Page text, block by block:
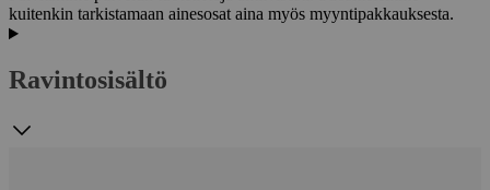
kuitenkin tarkistamaan ainesosat aina myös myyntipakkauksesta.
Ravintosisältö